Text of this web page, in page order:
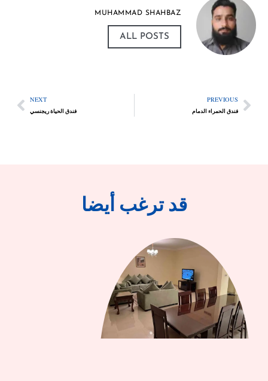
MUHAMMAD SHAHBAZ
ALL POSTS
PREVIOUS
فندق الحمراء الدمام
NEXT
فندق الحياة ريجنسي
قد ترغب أيضا